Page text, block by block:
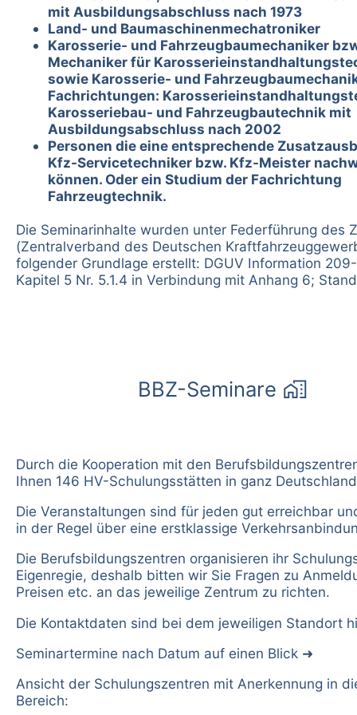
mit Ausbildungsabschluss nach 1973
Land- und Baumaschinenmechatroniker
Karosserie- und Fahrzeugbaumechaniker
Mechaniker für
sowie Karosserie- und
Fachrichtungen:
Karosseriebau- und Fahrzeugbautechnik mit
Ausbildungsabschluss nach 2002
Personen die eine entsprechende
Kfz-Servicetechniker bzw. Kfz-Meister
können. Oder ein Studium der Fachrichtung
Fahrzeugtechnik.
Die Seminarinhalte wurden unter Federführung des
(Zentralverband des Deutschen
folgender Grundlage erstellt: DGUV Information
Kapitel 5 Nr. 5.1.4 in Verbindung mit Anhang 6;
BBZ-Seminare home_work
Durch die Kooperation mit den
Ihnen 146 HV-Schulungsstätten in ganz
Die Veranstaltungen sind für jeden gut erreichbar
in der Regel über eine erstklassige
Die Berufsbildungszentren organisieren ihr
Eigenregie, deshalb bitten wir Sie Fragen zu
Preisen etc. an das jeweilige Zentrum zu richten.
Die Kontaktdaten sind bei dem jeweiligen Standort
Seminartermine nach Datum auf einen Blick
Ansicht der Schulungszentren mit Anerkennung in
Bereich: